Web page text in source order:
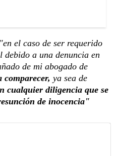
"en el caso de ser requerido
a una denuncia en
de mi abogado de
comparecer, ya sea de
cualquier diligencia que se
de inocencia"